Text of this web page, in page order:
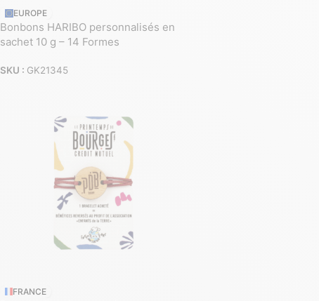
EUROPE
Bonbons HARIBO personnalisés en
sachet 10 g – 14 Formes
SKU : GK21345
FRANCE